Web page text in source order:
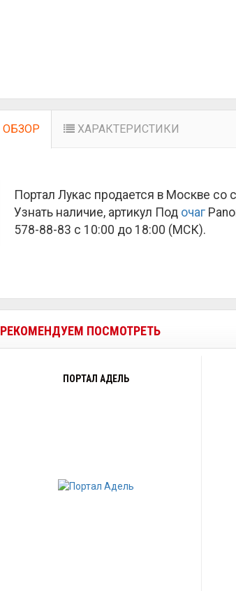
ОБЗОР ХАРАКТЕРИСТИКИ
Портал Лукас продается в Москве со
Узнать наличие, артикул Под очаг
578-88-83 с 10:00 до 18:00 (МСК).
РЕКОМЕНДУЕМ ПОСМОТРЕТЬ
ПОРТАЛ АДЕЛЬ